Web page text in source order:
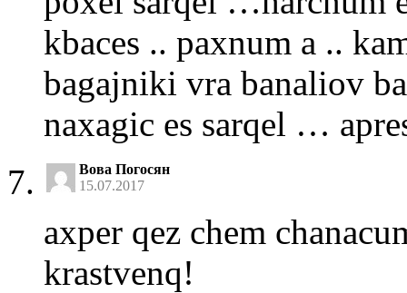
kbaces .. paxnum a ..
bagajniki vra banaliov
naxagic es sarqel …
Вова Погосян
15.07.2017
axper qez chem
krastvenq!